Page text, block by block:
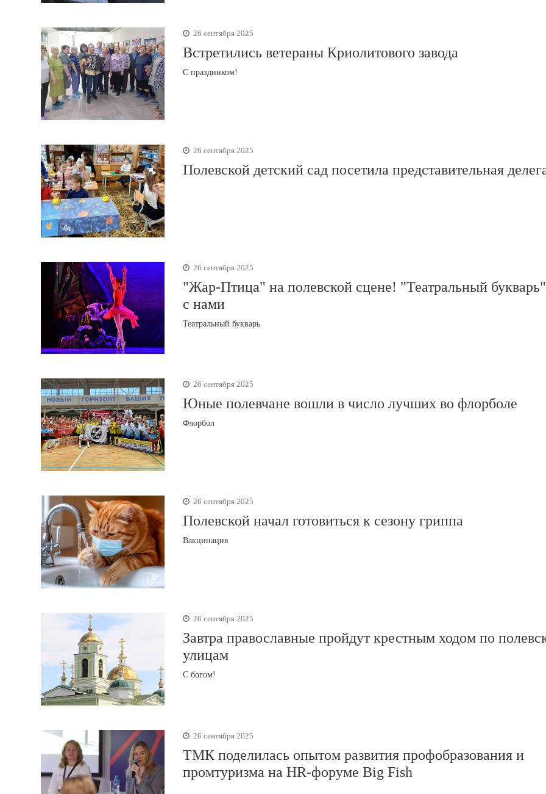
26 сентября 2025
Встретились ветераны Криолитового завода
С праздником!
26 сентября 2025
Полевской детский сад посетила представительная
26 сентября 2025
"Жар-Птица" на полевской сцене! "Театральный
с нами
Театральный букварь
26 сентября 2025
Юные полевчане вошли в число лучших во флорболе
Флорбол
26 сентября 2025
Полевской начал готовиться к сезону гриппа
Вакцинация
26 сентября 2025
Завтра православные пройдут крестным ходом по
улицам
С богом!
26 сентября 2025
ТМК поделилась опытом развития профобразования и
промтуризма на HR-форуме Big Fish